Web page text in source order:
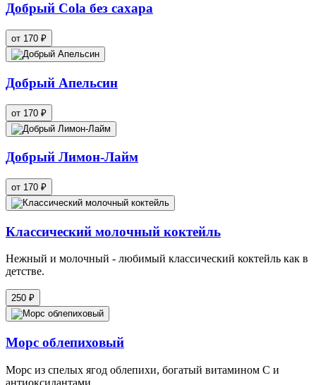
Добрый Cola без сахара
от 170 ₽
Добрый Апельсин
от 170 ₽
Добрый Лимон-Лайм
от 170 ₽
Классический молочный коктейль
Нежный и молочный - любимый классический коктейль как в
детстве.
250 ₽
Морс облепиховый
Морс из спелых ягод облепихи, богатый витамином С и
антиоксидантами.